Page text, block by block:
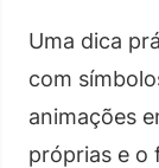
Uma dica
com
animações
próprias e o